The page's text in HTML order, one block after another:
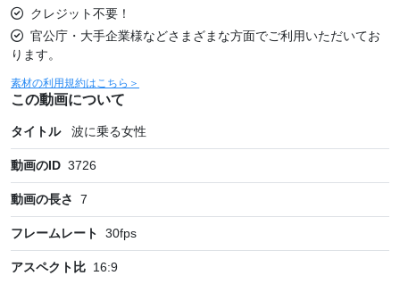
クレジット不要！
官公庁・大手企業様などさまざまな方面でご利用いただいてお
ります。
素材の利用規約はこちら＞
この動画について
タイトル 波に乗る女性
動画のID 3726
動画の長さ 7
フレームレート 30fps
アスペクト比 16:9